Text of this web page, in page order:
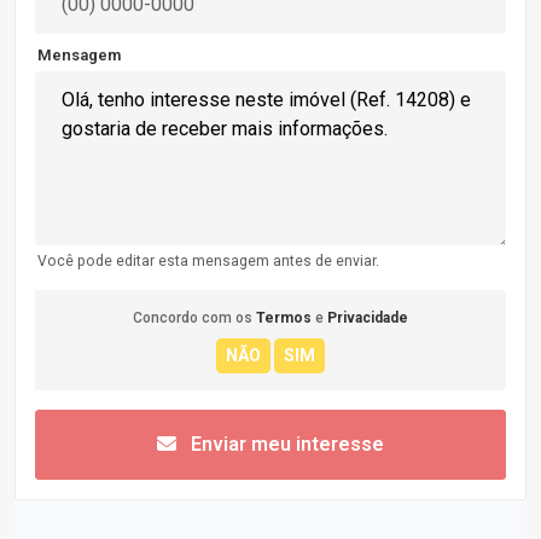
Mensagem
Você pode editar esta mensagem antes de enviar.
Concordo com os Termos e Privacidade
Enviar meu interesse